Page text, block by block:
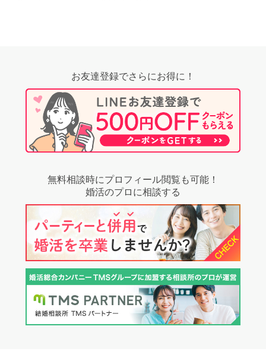
お友達登録でさらにお得に！
無料相談時にプロフィール閲覧も可能！
婚活のプロに相談する